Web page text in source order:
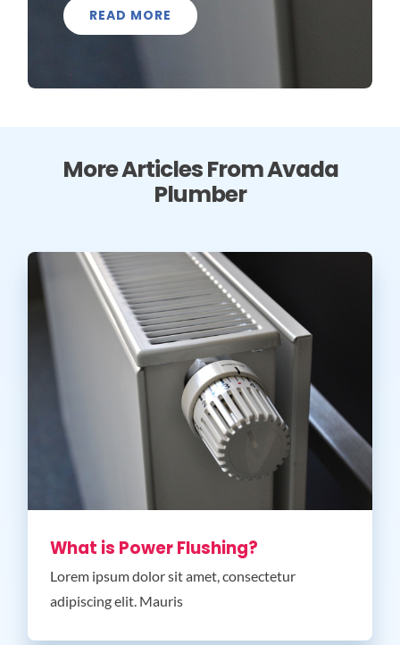
READ MORE
More Articles From Avada
Plumber
What is Power Flushing?
Lorem ipsum dolor sit amet, consectetur
adipiscing elit. Mauris